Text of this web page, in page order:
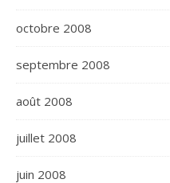
octobre 2008
septembre 2008
août 2008
juillet 2008
juin 2008